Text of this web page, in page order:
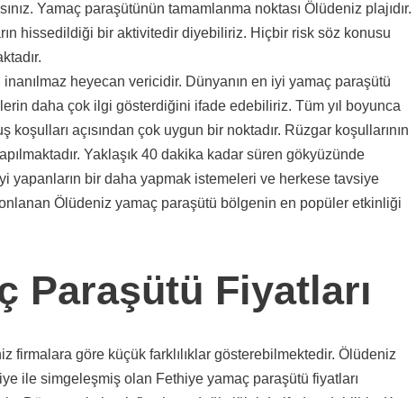
Yamaç paraşütünün tamamlanma noktası Ölüdeniz plajıdır.
hissedildiği bir aktivitedir diyebiliriz. Hiçbir risk söz konusu
heyecan vericidir. Dünyanın en iyi yamaç paraşütü
daha çok ilgi gösterdiğini ifade edebiliriz. Tüm yıl boyunca
açısından çok uygun bir noktadır. Rüzgar koşullarının
Yaklaşık 40 dakika kadar süren gökyüzünde
yapanların bir daha yapmak istemeleri ve herkese tavsiye
Ölüdeniz yamaç paraşütü bölgenin en popüler etkinliği
Paraşütü Fiyatları
firmalara göre küçük farklılıklar gösterebilmektedir. Ölüdeniz
ile simgeleşmiş olan Fethiye yamaç paraşütü fiyatları